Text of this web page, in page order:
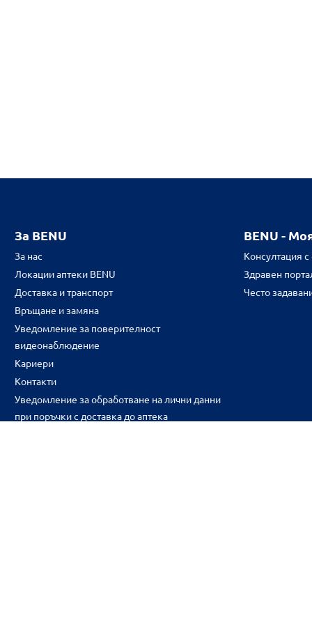
За BENU
За нас
Локации аптеки BENU
Доставка и транспорт
Връщане и замяна
Уведомление за поверителност
видеонаблюдение
Кариери
Контакти
Уведомление за обработване на лични данни
при поръчки с доставка до аптека
BENU -
Консултация
Здравен
Често